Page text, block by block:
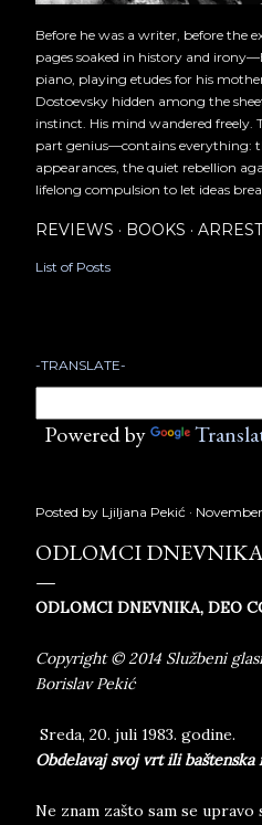
Before he was a writer, before the
pages soaked in history and
piano, playing etudes for his
Dostoevsky hidden among the
instinct. His mind wandered
part genius—contains everything:
appearances, the quiet rebellion
lifelong compulsion to let ideas
REVIEWS BOOKS ARREST
List of Posts
-TRANSLATE-
Powered by
Posted by Ljiljana Pekić
ODLOMCI
ODLOMCI DNEVNIKA, DEO
Copyright © 2014 Službeni
Borislav Pekić
Sreda, 20. juli 1983. godine.
Obdelavaj svoj vrt ili baštenska
Ne znam zašto sam se upravo